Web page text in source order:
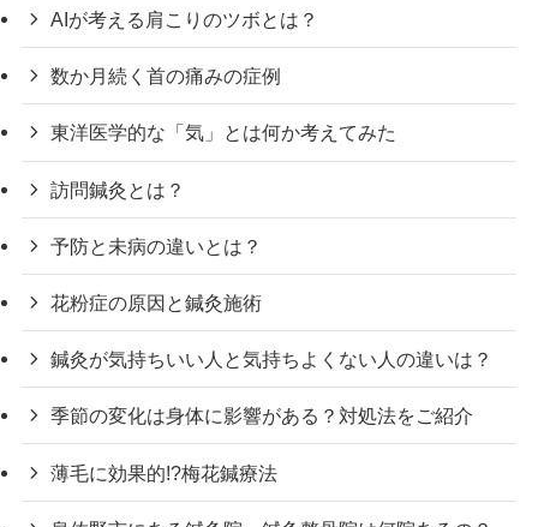
AIが考える肩こりのツボとは？
数か月続く首の痛みの症例
東洋医学的な「気」とは何か考えてみた
訪問鍼灸とは？
予防と未病の違いとは？
花粉症の原因と鍼灸施術
鍼灸が気持ちいい人と気持ちよくない人の違いは？
季節の変化は身体に影響がある？対処法をご紹介
薄毛に効果的!?梅花鍼療法